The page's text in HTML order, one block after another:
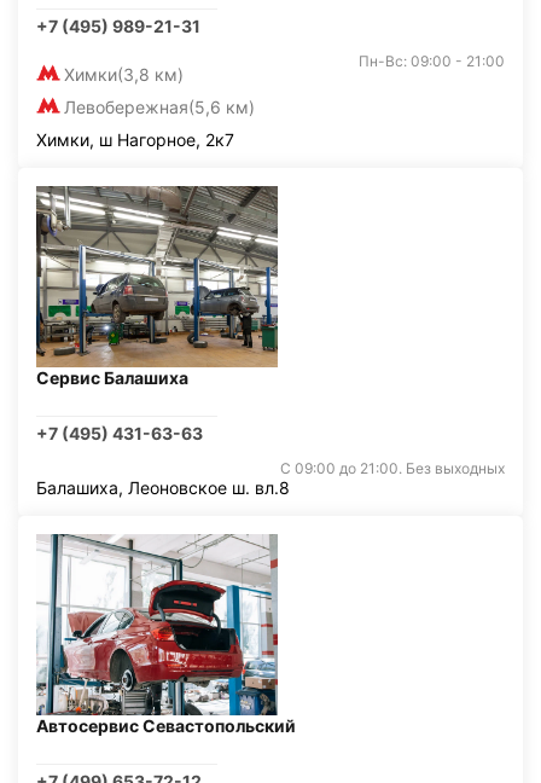
+7 (495) 989-21-31
Химки(3,8 км)
Левобережная(5,6 км)
Пн-Вс: 09:00 - 21:00
Химки, ш Нагорное, 2к7
Сервис Балашиха
+7 (495) 431-63-63
С 09:00 до 21:00. Без выходных
Балашиха, Леоновское ш. вл.8
Автосервис Севастопольский